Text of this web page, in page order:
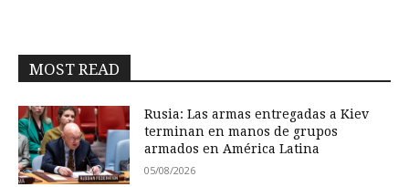
MOST READ
Rusia: Las armas entregadas a Kiev
terminan en manos de grupos
armados en América Latina
05/08/2026